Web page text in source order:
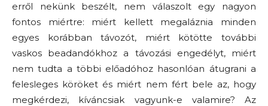
erről nekünk beszélt, nem válaszolt egy nagyon
fontos miértre: miért kellett megaláznia minden
egyes korábban távozót, miért kötötte további
vaskos beadandókhoz a távozási engedélyt, miért
nem tudta a többi előadóhoz hasonlóan átugrani a
felesleges köröket és miért nem fért bele az, hogy
megkérdezi, kíváncsiak vagyunk-e valamire? Az